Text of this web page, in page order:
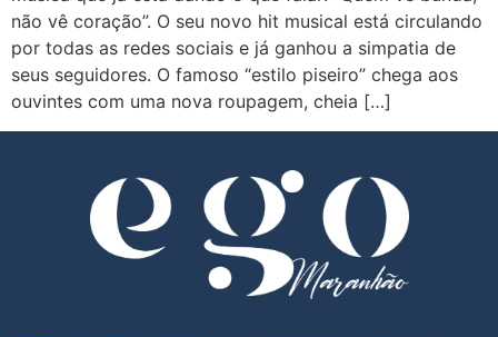
não vê coração”. O seu novo hit musical está circulando
por todas as redes sociais e já ganhou a simpatia de
seus seguidores. O famoso “estilo piseiro” chega aos
ouvintes com uma nova roupagem, cheia […]